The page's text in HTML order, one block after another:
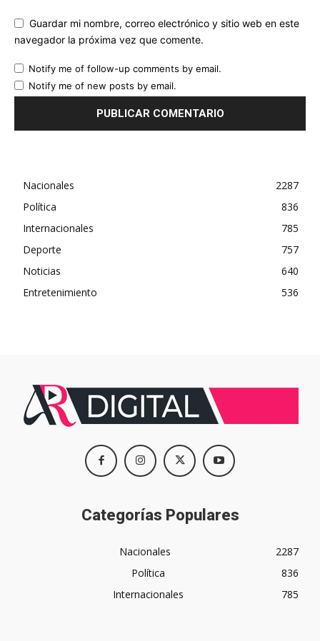
Guardar mi nombre, correo electrónico y sitio web en este
navegador la próxima vez que comente.
Notify me of follow-up comments by email.
Notify me of new posts by email.
Nacionales
2287
Política
836
Internacionales
785
Deporte
757
Noticias
640
Entretenimiento
536
Categorías Populares
Nacionales
2287
Política
836
Internacionales
785